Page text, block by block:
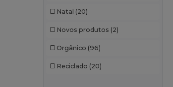
Natal (20)
Novos produtos (2)
Orgânico (96)
Reciclado (20)